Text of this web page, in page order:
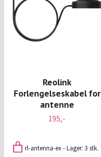
Reolink
Forlengelseskabel for
antenne
195,-
rl-antenna-ex - Lager: 3 stk.